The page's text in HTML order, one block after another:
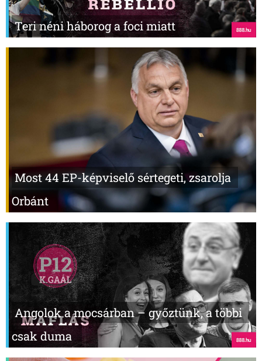
Teri néni háborog a foci miatt
Most 44 EP-képviselő sértegeti, zsarolja
Orbánt
Angolok a mocsárban – győztünk, a többi
csak duma